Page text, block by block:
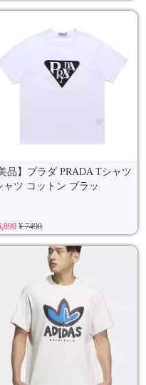
美品】プラダ PRADA Tシャツ
ャツ コットン ブラッ
¥ 7490